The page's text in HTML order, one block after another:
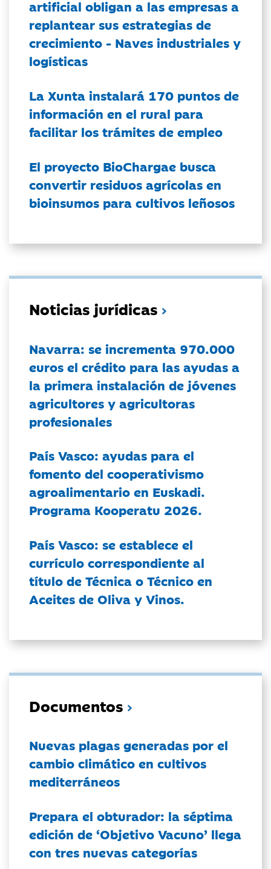
artificial obligan a las empresas a
replantear sus estrategias de
crecimiento - Naves industriales y
logísticas
La Xunta instalará 170 puntos de
información en el rural para
facilitar los trámites de empleo
El proyecto BioChargae busca
convertir residuos agrícolas en
bioinsumos para cultivos leñosos
Noticias jurídicas
Navarra: se incrementa 970.000
euros el crédito para las ayudas a
la primera instalación de jóvenes
agricultores y agricultoras
profesionales
País Vasco: ayudas para el
fomento del cooperativismo
agroalimentario en Euskadi.
Programa Kooperatu 2026.
País Vasco: se establece el
currículo correspondiente al
título de Técnica o Técnico en
Aceites de Oliva y Vinos.
Documentos
Nuevas plagas generadas por el
cambio climático en cultivos
mediterráneos
Prepara el obturador: la séptima
edición de ‘Objetivo Vacuno’ llega
con tres nuevas categorías